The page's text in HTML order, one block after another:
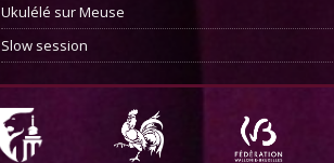
Ukulélé sur Meuse
Slow session